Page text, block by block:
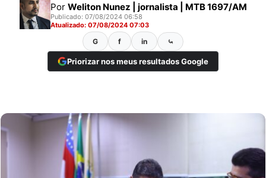
Por Weliton Nunez | jornalista | MTB 1697/AM
Publicado: 07/08/2024 06:58
Atualizado: 07/08/2024 07:03
G f in ⤿
Priorizar nos meus resultados Google